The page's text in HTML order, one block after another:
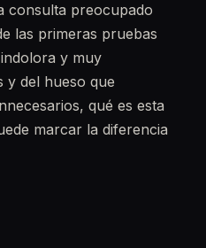
consulta preocupado
las primeras pruebas
y muy
y del hueso que
qué es esta
marcar la diferencia